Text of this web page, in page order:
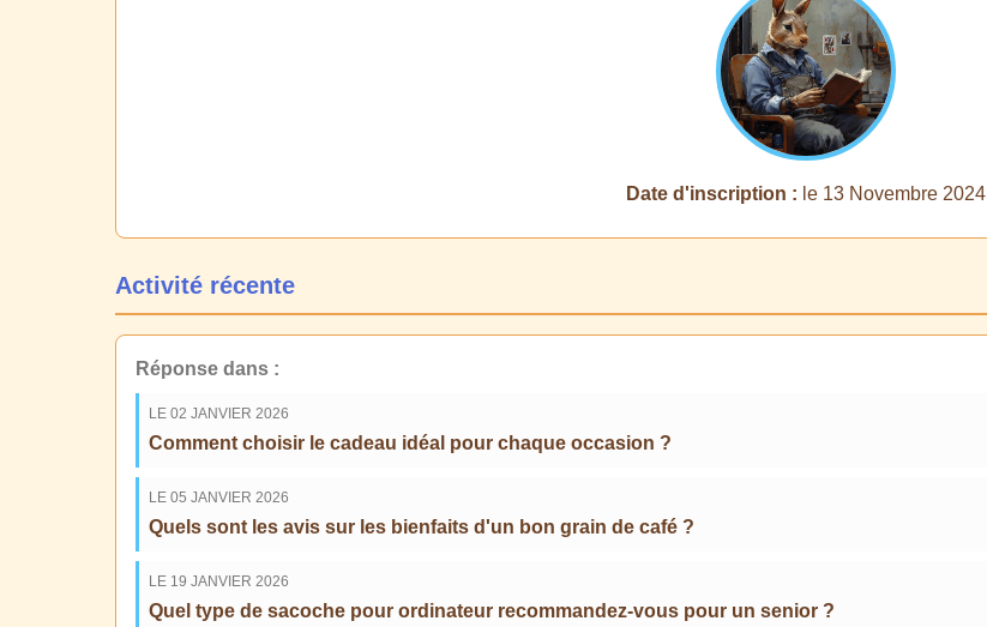
Date d'inscription : le 13 Novembre 2024
Activité récente
Réponse dans :
LE 02 JANVIER 2026
Comment choisir le cadeau idéal pour chaque occasion ?
LE 05 JANVIER 2026
Quels sont les avis sur les bienfaits d'un bon grain de café ?
LE 19 JANVIER 2026
Quel type de sacoche pour ordinateur recommandez-vous pour un senior ?